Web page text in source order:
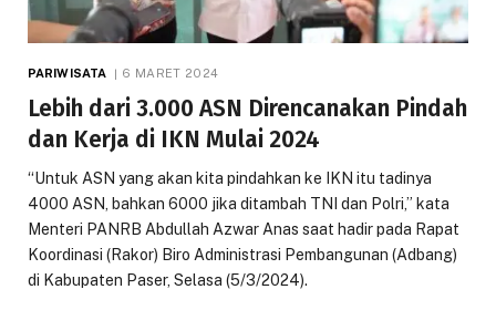
PARIWISATA 6 MARET 2024
Lebih dari 3.000 ASN Direncanakan Pindah
dan Kerja di IKN Mulai 2024
“Untuk ASN yang akan kita pindahkan ke IKN itu tadinya
4000 ASN, bahkan 6000 jika ditambah TNI dan Polri,” kata
Menteri PANRB Abdullah Azwar Anas saat hadir pada Rapat
Koordinasi (Rakor) Biro Administrasi Pembangunan (Adbang)
di Kabupaten Paser, Selasa (5/3/2024).